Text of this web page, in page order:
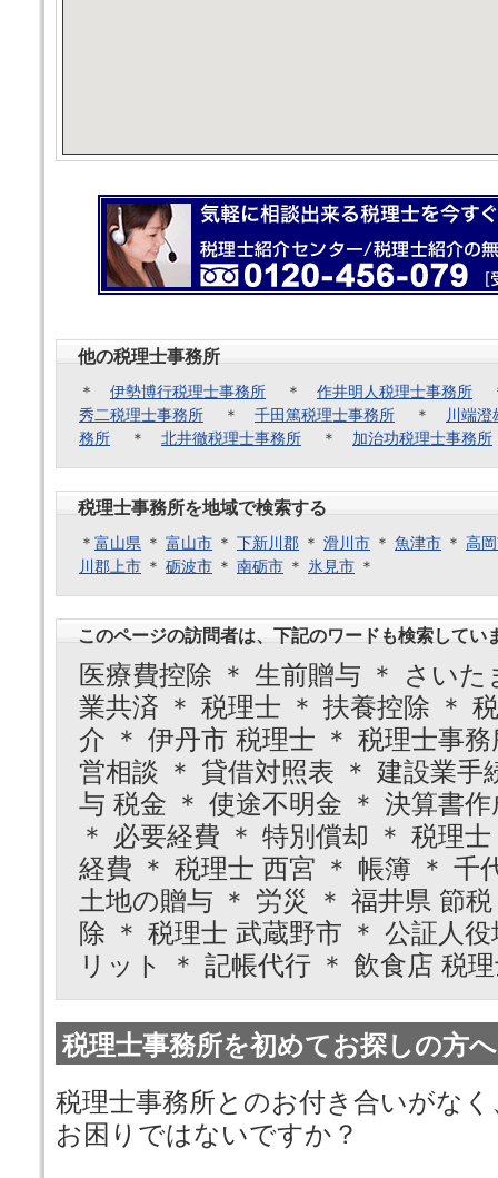
他の税理士事務所
＊ 伊勢博行税理士事務所 ＊ 作井明人税理士事務所
秀二税理士事務所 ＊ 千田篤税理士事務所 ＊
川端
務所 ＊ 北井徹税理士事務所 ＊ 加治功税理士事務所
税理士事務所を地域で検索する
＊ 富山県 ＊ 富山市 ＊ 下新川郡 ＊ 滑川市 ＊ 魚津市 ＊ 高
川郡上市 ＊ 砺波市 ＊ 南砺市 ＊ 氷見市 ＊
このページの訪問者は、下記のワードも検索してい
医療費控除 ＊ 生前贈与 ＊ さい
業共済 ＊ 税理士 ＊ 扶養控除 ＊
介 ＊ 伊丹市 税理士 ＊ 税理士事
営相談 ＊ 貸借対照表 ＊ 建設業手
与 税金 ＊ 使途不明金 ＊ 決算書
＊ 必要経費 ＊ 特別償却 ＊ 税理
経費 ＊ 税理士 西宮 ＊ 帳簿 ＊ 千
土地の贈与 ＊ 労災 ＊ 福井県 節
除 ＊ 税理士 武蔵野市 ＊ 公証人
リット ＊ 記帳代行 ＊ 飲食店 税
税理士事務所を初めてお探しの方へ
税理士事務所とのお付き合いがな
お困りではないですか？